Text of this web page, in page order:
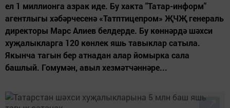
ел 1 миллионга азрак иде. Бу хакта "Татар-информ"
агентлыгы хәбәрчесенә «Татптицепром» ҖЧҖ генераль
директоры Марс Алиев белдерде. Бу көннәрдә шәхси
хуҗалыкларга 120 көнлек яшь тавыклар сатыла.
Якынча тагын бер атнадан алар йомырка сала
башлый. Гомумән, авыл хезмәтчәннәре...